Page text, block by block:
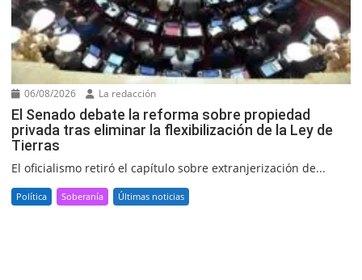
06/08/2026 La redacción
El Senado debate la reforma sobre propiedad
privada tras eliminar la flexibilización de la Ley de
Tierras
El oficialismo retiró el capítulo sobre extranjerización de...
Política Soberanía Últimas noticias